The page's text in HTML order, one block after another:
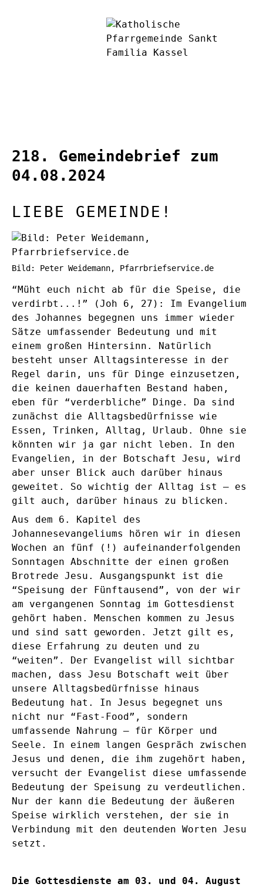
218. Gemeindebrief zum
04.08.2024
LIEBE GEMEINDE!
Bild: Peter Weidemann, Pfarrbriefservice.de
“Müht euch nicht ab für die Speise, die
verdirbt...!” (Joh 6, 27): Im Evangelium
des Johannes begegnen uns immer wieder
Sätze umfassender Bedeutung und mit
einem großen Hintersinn. Natürlich
besteht unser Alltagsinteresse in der
Regel darin, uns für Dinge einzusetzen,
die keinen dauerhaften Bestand haben,
eben für “verderbliche” Dinge. Da sind
zunächst die Alltagsbedürfnisse wie
Essen, Trinken, Alltag, Urlaub. Ohne sie
könnten wir ja gar nicht leben. In den
Evangelien, in der Botschaft Jesu, wird
aber unser Blick auch darüber hinaus
geweitet. So wichtig der Alltag ist – es
gilt auch, darüber hinaus zu blicken.
Aus dem 6. Kapitel des
Johannesevangeliums hören wir in diesen
Wochen an fünf (!) aufeinanderfolgenden
Sonntagen Abschnitte der einen großen
Brotrede Jesu. Ausgangspunkt ist die
“Speisung der Fünftausend”, von der wir
am vergangenen Sonntag im Gottesdienst
gehört haben. Menschen kommen zu Jesus
und sind satt geworden. Jetzt gilt es,
diese Erfahrung zu deuten und zu
“weiten”. Der Evangelist will sichtbar
machen, dass Jesu Botschaft weit über
unsere Alltagsbedürfnisse hinaus
Bedeutung hat. In Jesus begegnet uns
nicht nur “Fast-Food”, sondern
umfassende Nahrung – für Körper und
Seele. In einem langen Gespräch zwischen
Jesus und denen, die ihm zugehört haben,
versucht der Evangelist diese umfassende
Bedeutung der Speisung zu verdeutlichen.
Nur der kann die Bedeutung der äußeren
Speise wirklich verstehen, der sie in
Verbindung mit den deutenden Worten Jesu
setzt.
Die Gottesdienste am 03. und 04. August